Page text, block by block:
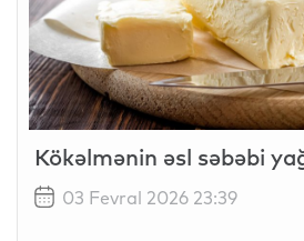
Kökəlmənin əsl səbəbi
03 Fevral 2026 23:39